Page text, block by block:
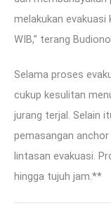
melakukan evakuasi
WIB,” terang Budiono.
Selama proses
cukup kesulitan
jurang terjal. Selain
pemasangan
lintasan evakuasi.
hingga tujuh jam.**